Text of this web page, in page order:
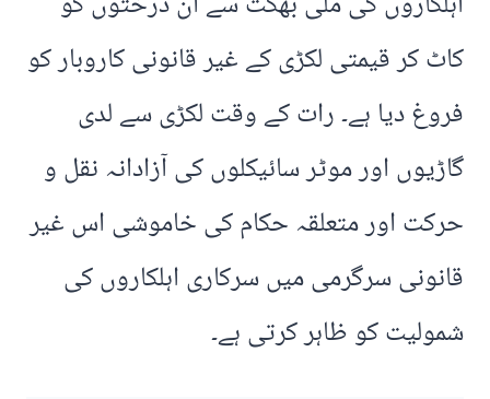
کاٹ کر قیمتی لکڑی کے غیر قانونی کاروبار کو
فروغ دیا ہے۔ رات کے وقت لکڑی سے لدی
گاڑیوں اور موٹر سائیکلوں کی آزادانہ نقل و
حرکت اور متعلقہ حکام کی خاموشی اس غیر
قانونی سرگرمی میں سرکاری اہلکاروں کی
شمولیت کو ظاہر کرتی ہے۔